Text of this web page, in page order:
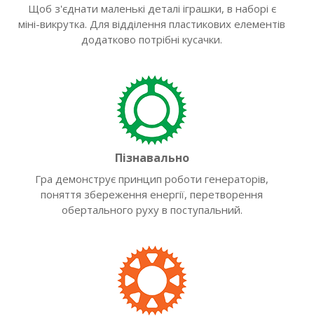
Щоб з'єднати маленькі деталі іграшки, в наборі є
міні-викрутка. Для відділення пластикових елементів
додатково потрібні кусачки.
Пізнавально
Гра демонструє принцип роботи генераторів,
поняття збереження енергії, перетворення
обертального руху в поступальний.